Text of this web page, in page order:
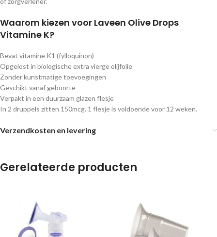
Waarom kiezen voor Laveen Olive Drops
Vitamine K?
Bevat vitamine K1 (fylloquinon)
Opgelost in biologische extra vierge olijfolie
Zonder kunstmatige toevoegingen
Geschikt vanaf geboorte
Verpakt in een duurzaam glazen flesje
In 2 druppels zitten 150mcg. 1 flesje is voldoende voor 12 weken.
Verzendkosten en levering
Gerelateerde producten